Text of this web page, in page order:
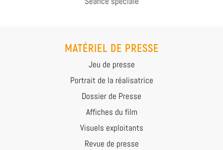
MATÉRIEL DE PRESSE
Jeu de presse
Portrait de la réalisatrice
Dossier de Presse
Affiches du film
Visuels exploitants
Revue de presse